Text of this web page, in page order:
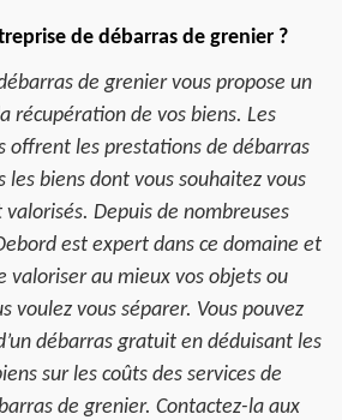
de débarras de grenier ?
de grenier vous propose un
récupération de vos biens. Les
offrent les prestations de débarras
biens dont vous souhaitez vous
Depuis de nombreuses
est expert dans ce domaine et
valoriser au mieux vos objets ou
voulez vous séparer. Vous pouvez
débarras gratuit en déduisant les
sur les coûts des services de
de grenier. Contactez-la aux